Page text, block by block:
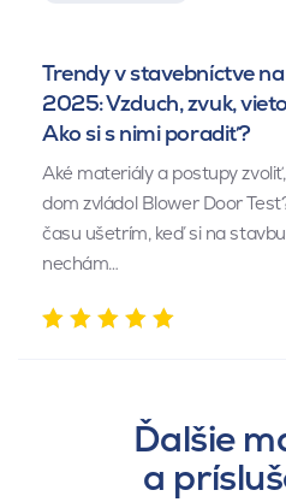
Trendy v stavebníctve
2025: Vzduch, zvuk,
Ako si s nimi poradiť?
Aké materiály a postupy
dom zvládol Blower Door
času ušetrím, keď si na stavbu
nechám…
Ďalšie
a